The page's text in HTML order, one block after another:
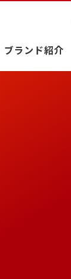
ブランド紹介